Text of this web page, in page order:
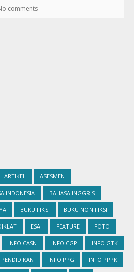
comments
ARTIKEL ASESMEN
INDONESIA BAHASA INGGRIS
BUKU FIKSI BUKU NON FIKSI
ESAI FEATURE FOTO
INFO CASN INFO CGP INFO GTK
INFO PPG INFO PPPK